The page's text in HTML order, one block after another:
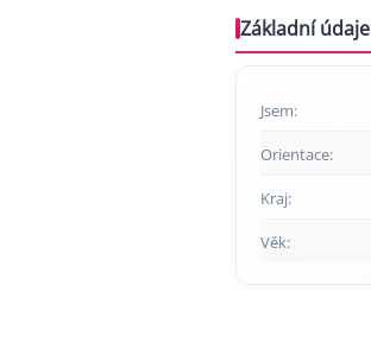
Základní údaje
Jsem:
Orientace:
Kraj:
Věk: